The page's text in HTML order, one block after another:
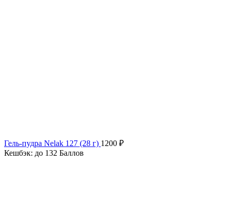
Гель-пудра Nelak 127 (28 г) 1200 ₽
Кешбэк: до 132 Баллов